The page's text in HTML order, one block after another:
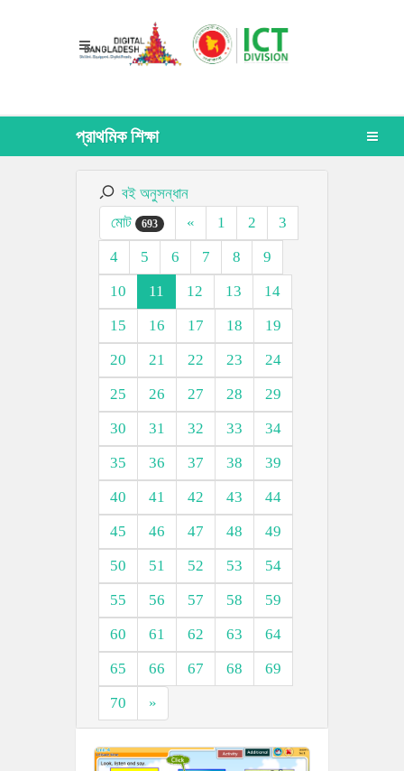
প্রাথমিক শিক্ষা
বই অনুসন্ধান
মোট
693 « 1 2
3
4
5 6 7 8
9
10
11 12 13
14
15
16 17 18
19
20
21 22 23
24
25
26 27 28
29
30
31 32 33
34
35
36 37 38
39
40
41 42 43
44
45
46 47 48
49
50
51 52 53
54
55
56 57 58
59
60
61 62 63
64
65
66 67 68
69
70
»